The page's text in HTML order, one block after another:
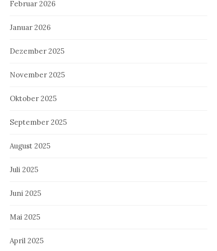
Februar 2026
Januar 2026
Dezember 2025
November 2025
Oktober 2025
September 2025
August 2025
Juli 2025
Juni 2025
Mai 2025
April 2025